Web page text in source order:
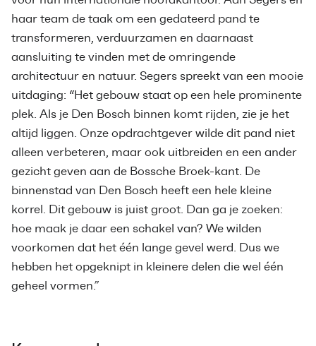
haar team de taak om een gedateerd pand te
transformeren, verduurzamen en daarnaast
aansluiting te vinden met de omringende
architectuur en natuur. Segers spreekt van een mooie
uitdaging: “Het gebouw staat op een hele prominente
plek. Als je Den Bosch binnen komt rijden, zie je het
altijd liggen. Onze opdrachtgever wilde dit pand niet
alleen verbeteren, maar ook uitbreiden en een ander
gezicht geven aan de Bossche Broek-kant. De
binnenstad van Den Bosch heeft een hele kleine
korrel. Dit gebouw is juist groot. Dan ga je zoeken:
hoe maak je daar een schakel van? We wilden
voorkomen dat het één lange gevel werd. Dus we
hebben het opgeknipt in kleinere delen die wel één
geheel vormen.”